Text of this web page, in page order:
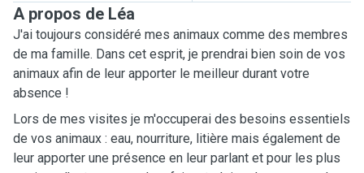
A propos de Léa
J'ai toujours considéré mes animaux comme des membres
de ma famille. Dans cet esprit, je prendrai bien soin de vos
animaux afin de leur apporter le meilleur durant votre
absence !
Lors de mes visites je m'occuperai des besoins essentiels
de vos animaux : eau, nourriture, litière mais également de
leur apporter une présence en leur parlant et pour les plus